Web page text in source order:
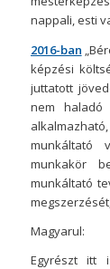
nappali, esti
2016-ban
képzési
juttatott
nem
munkáltató
munkakör
munkáltató
Magyarul:
Egyrészt itt